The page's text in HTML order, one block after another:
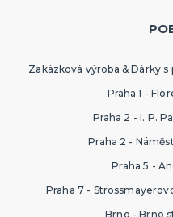
Zakázková výroba & Dárky s
Praha 1 -
Praha 2 - I. P.
Praha 2 -
Praha 5 -
Praha 7 -
Brno - Brno